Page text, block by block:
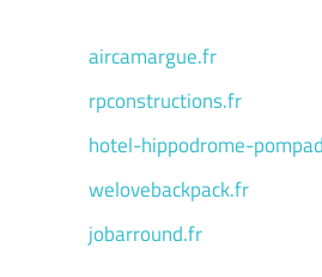
aircamargue.fr
rpconstructions.fr
hotel-hippodrome-
welovebackpack.fr
jobarround.fr